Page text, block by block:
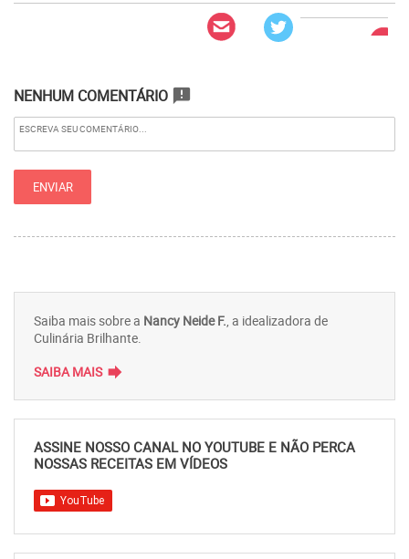
NENHUM COMENTÁRIO announcement
Saiba mais sobre a Nancy Neide F., a idealizadora de
Culinária Brilhante.
SAIBA MAIS forward
ASSINE NOSSO CANAL NO YOUTUBE E NÃO PERCA
NOSSAS RECEITAS EM VÍDEOS